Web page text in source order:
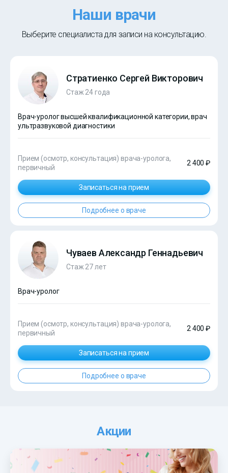
Наши врачи
Выберите специалиста для записи на консультацию.
Стратиенко Сергей Викторович
Стаж 24 года
Врач-уролог высшей квалификационной категории, врач
ультразвуковой диагностики
Прием (осмотр, консультация) врача-уролога,
первичный
2 400 ₽
Записаться на прием
Подробнее о враче
Чуваев Александр Геннадьевич
Стаж 27 лет
Врач-уролог
Прием (осмотр, консультация) врача-уролога,
первичный
2 400 ₽
Записаться на прием
Подробнее о враче
Акции